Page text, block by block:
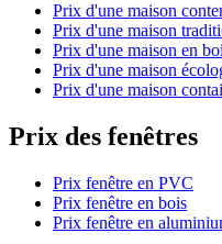
Prix d'une maison
Prix d'une maison
Prix d'une maison en
Prix d'une maison
Prix d'une maison
Prix des fenêtres
Prix fenêtre en PVC
Prix fenêtre en bois
Prix fenêtre en